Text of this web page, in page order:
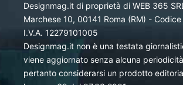
Designmag.it di proprietà di WEB 365
Marchese 10, 00141 Roma (RM) -
I.V.A. 12279101005
Designmag.it non è una testata
viene aggiornato senza alcuna
pertanto considerarsi un prodotto